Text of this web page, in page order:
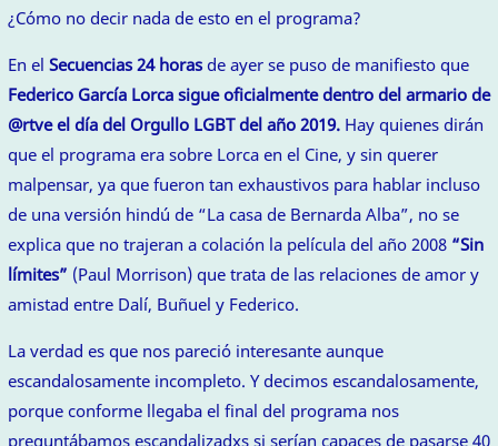
¿Cómo no decir nada de esto en el programa?
En el Secuencias 24 horasde ayer se puso de manifiesto que
Federico García Lorca sigue oficialmente dentro del armario de
@rtve el día del Orgullo LGBT del año 2019.Hay quienes dirán
que el programa era sobre Lorca en el Cine, y sin querer
malpensar, ya que fueron tan exhaustivos para hablar incluso
de una versión hindú de “La casa de Bernarda Alba”, no se
explica que no trajeran a colación la película del año 2008 “Sin
límites” (Paul Morrison) que trata de las relaciones de amor y
amistad entre Dalí, Buñuel y Federico.
La verdad es que nos pareció interesante aunque
escandalosamente incompleto. Y decimos escandalosamente,
porque conforme llegaba el final del programa nos
preguntábamos escandalizadxs si serían capaces de pasarse 40